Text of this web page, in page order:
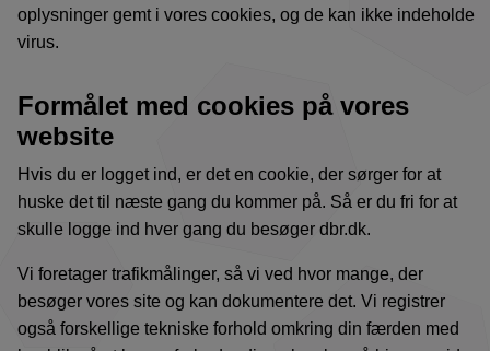
oplysninger gemt i vores cookies, og de kan ikke indeholde
virus.
Formålet med cookies på vores
website
Hvis du er logget ind, er det en cookie, der sørger for at
huske det til næste gang du kommer på. Så er du fri for at
skulle logge ind hver gang du besøger dbr.dk.
Vi foretager trafikmålinger, så vi ved hvor mange, der
besøger vores site og kan dokumentere det. Vi registrer
også forskellige tekniske forhold omkring din færden med